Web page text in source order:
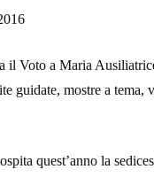
il Voto a Maria
guidate, mostre a tema,
quest’anno la